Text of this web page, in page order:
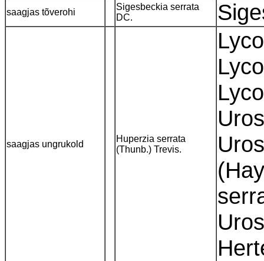
saagjas tõverohi
Sigesbeckia serrata
DC.
saagjas ungrukold
Huperzia serrata
(Thunb.) Trevis.